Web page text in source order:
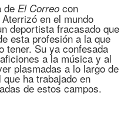
de El Correo con
en el mundo
deportista fracasado que
esta profesión a la que
tener. Su ya confesada
a la música y al
plasmadas a lo largo de
ha trabajado en
de estos campos.